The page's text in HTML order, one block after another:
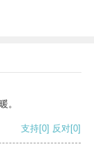
。
支持[0] 反对[0]